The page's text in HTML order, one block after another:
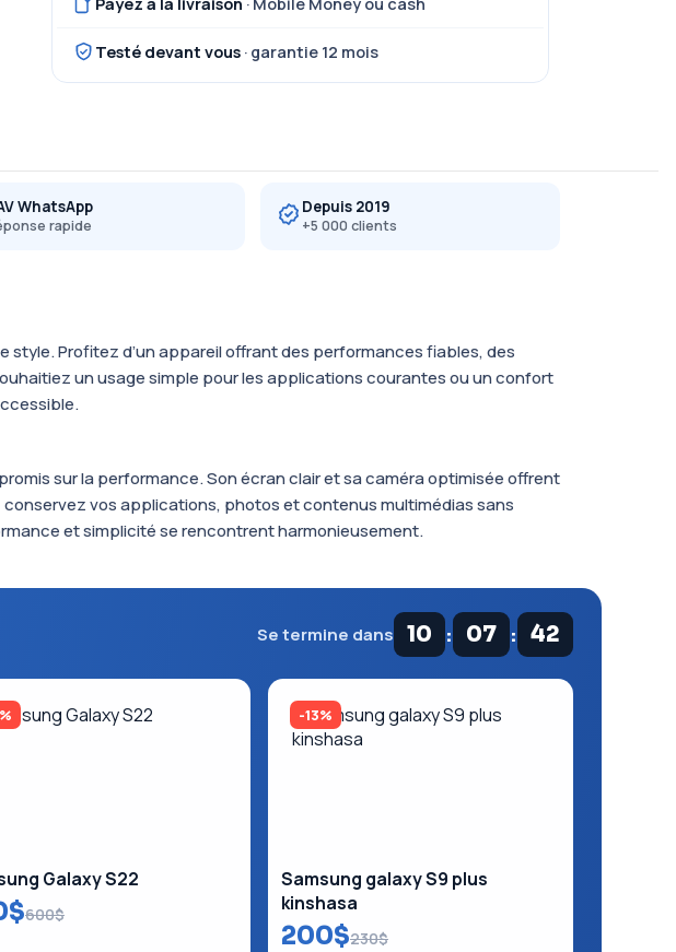
Testé devant vous· garantie 12 mois
WhatsApp
rapide
Depuis 2019
+5 000 clients
style. Profitez d’un appareil offrant des performances fiables, des
un usage simple pour les applications courantes ou un confort
sur la performance. Son écran clair et sa caméra optimisée offrent
vos applications, photos et contenus multimédias sans
et simplicité se rencontrent harmonieusement.
Se termine dans 10 07 41
Galaxy S22
600$
-13%
Samsung galaxy S9 plus
kinshasa
200$230$